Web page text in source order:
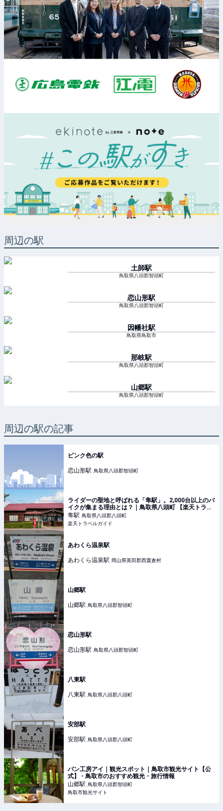
周辺の駅
土師駅
鳥取県八頭郡智頭町
恋山形駅
鳥取県八頭郡智頭町
因幡社駅
鳥取県鳥取市
那岐駅
鳥取県八頭郡智頭町
山郷駅
鳥取県八頭郡智頭町
周辺の駅の記事
ピンク色の駅
恋山形駅 鳥取県八頭郡智頭町
ライダーの聖地と呼ばれる「隼駅」。2,000台以上のバ
イクが集まる理由とは？｜鳥取県八頭町 【楽天トラベ
ル】
隼駅 鳥取県八頭郡八頭町
楽天トラベルガイド
あわくら温泉駅
あわくら温泉駅 岡山県英田郡西粟倉村
山郷駅
山郷駅 鳥取県八頭郡智頭町
恋山形駅
恋山形駅 鳥取県八頭郡智頭町
八東駅
八東駅 鳥取県八頭郡八頭町
安部駅
安部駅 鳥取県八頭郡八頭町
パン工房アイ｜観光スポット｜鳥取市観光サイト【公
式】 - 鳥取市のおすすめ観光・旅行情報
山郷駅 鳥取県八頭郡智頭町
鳥取市観光サイト